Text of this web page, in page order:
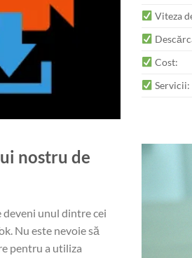
Viteza
Cost:
Servicii:
nostru de
deveni unul dintre cei
Nu este nevoie să
pentru a utiliza